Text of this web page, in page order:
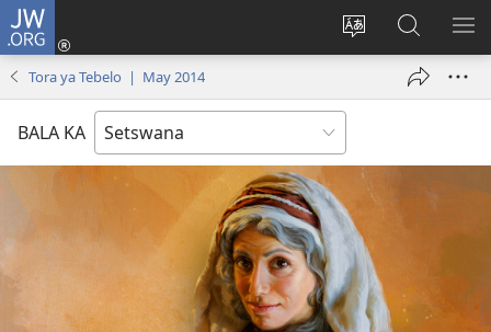
JW.ORG
Fetola
Tsena
e
Senka
JW.ORG/
Tora ya Tebelo | May 2014
BALA KA